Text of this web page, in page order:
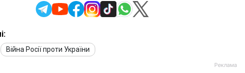
Війна Росії проти України